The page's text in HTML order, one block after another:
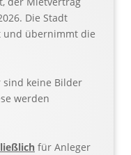
Die Stadt
und übernimmt die
sind keine Bilder
werden
für Anleger